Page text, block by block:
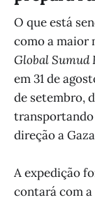
O que está
como a maior
Global Sumud
em 31 de
de setembro,
transportando
direção a
A expedição
contará com